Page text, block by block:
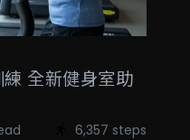
全新健身室助
6,357 steps